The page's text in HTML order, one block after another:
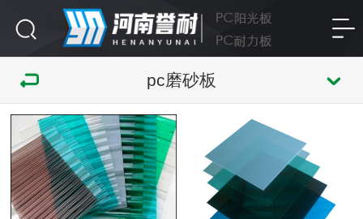
pc磨砂板